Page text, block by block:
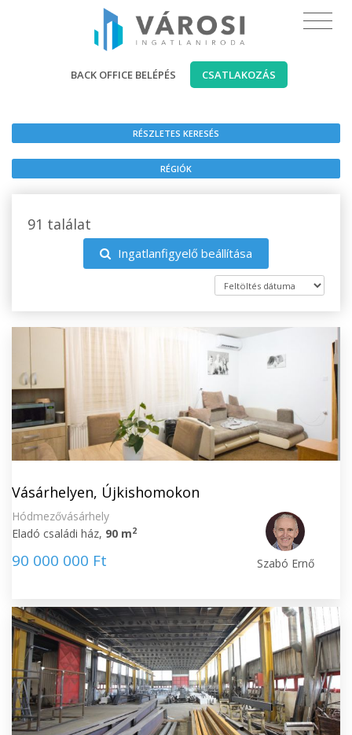
BACK OFFICE BELÉPÉS CSATLAKOZÁS
RÉSZLETES KERESÉS
RÉGIÓK
91 találat
Ingatlanfigyelő beállítása
Vásárhelyen, Újkishomokon
Hódmezővásárhely
Eladó családi ház, 90 m2
90 000 000 Ft Szabó Ernő